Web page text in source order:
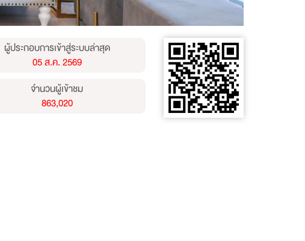
ผู้ประกอบการเข้าสู่ระบบล่าสุด
05 ส.ค. 2569
จำนวนผู้เข้าชม
863,020